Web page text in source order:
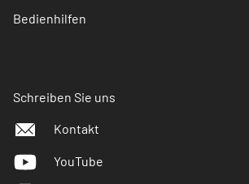
Bedienhilfen
Schreiben Sie uns
Kontakt
YouTube